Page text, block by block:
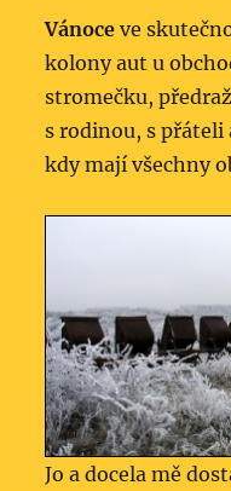
Vánoceve
kolony aut u
stromečku,
s rodinou, s přáteli
kdy mají všechny
Jo a docela mě